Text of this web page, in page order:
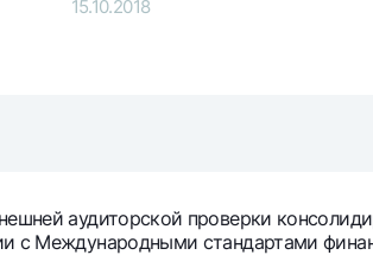
15.10.2018
аудиторской проверки
с Международными стандартами